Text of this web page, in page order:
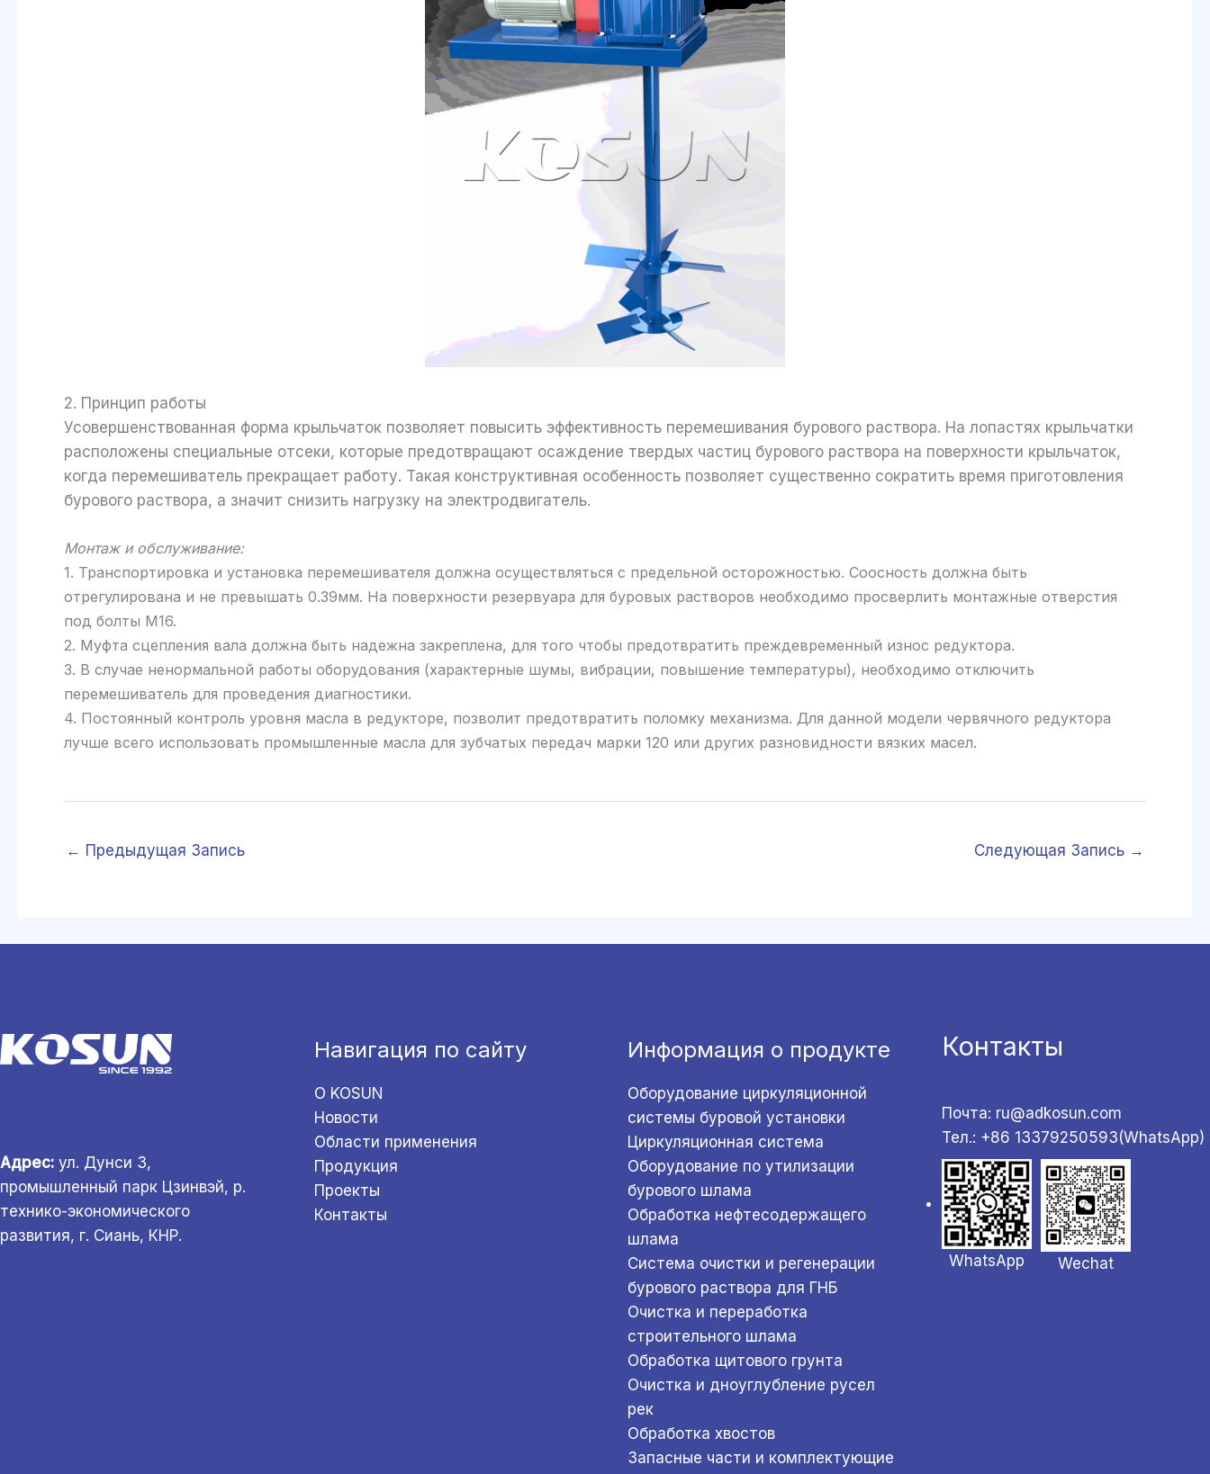
2. Принцип работы
Усовершенствованная форма крыльчаток позволяет повысить эффективность перемешивания бурового раствора. На лопастях крыльчатки
расположены специальные отсеки, которые предотвращают осаждение твердых частиц бурового раствора на поверхности крыльчаток,
когда перемешиватель прекращает работу. Такая конструктивная особенность позволяет существенно сократить время приготовления
бурового раствора, а значит снизить нагрузку на электродвигатель.
Монтаж и обслуживание:
1. Транспортировка и установка перемешивателя должна осуществляться с предельной осторожностью. Соосность должна быть
отрегулирована и не превышать 0.39мм. На поверхности резервуара для буровых растворов необходимо просверлить монтажные отверстия
под болты М16.
2. Муфта сцепления вала должна быть надежна закреплена, для того чтобы предотвратить преждевременный износ редуктора.
3. В случае ненормальной работы оборудования (характерные шумы, вибрации, повышение температуры), необходимо отключить
перемешиватель для проведения диагностики.
4. Постоянный контроль уровня масла в редукторе, позволит предотвратить поломку механизма. Для данной модели червячного редуктора
лучше всего использовать промышленные масла для зубчатых передач марки 120 или других разновидности вязких масел.
← Предыдущая Запись Следующая Запись →
Адрес: ул. Дунси 3,
промышленный парк Цзинвэй, р.
технико-экономического
развития, г. Сиань, КНР.
Навигация по сайту
О KOSUN
Новости
Области применения
Продукция
Проекты
Контакты
Информация о продукте
Оборудование циркуляционной
системы буровой установки
Циркуляционная система
Оборудование по утилизации
бурового шлама
Обработка нефтесодержащего
шлама
Система очистки и регенерации
бурового раствора для ГНБ
Очистка и переработка
строительного шлама
Обработка щитового грунта
Очистка и дноуглубление русел
рек
Обработка хвостов
Запасные части и комплектующие
Контакты
Почта: ru@adkosun.com
Тел.: +86 13379250593(WhatsApp)
WhatsApp Wechat